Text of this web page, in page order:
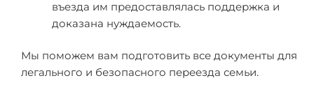
въезда им предоставлялась поддержка и
доказана нуждаемость.
Мы поможем вам подготовить все документы для
легального и безопасного переезда семьи.